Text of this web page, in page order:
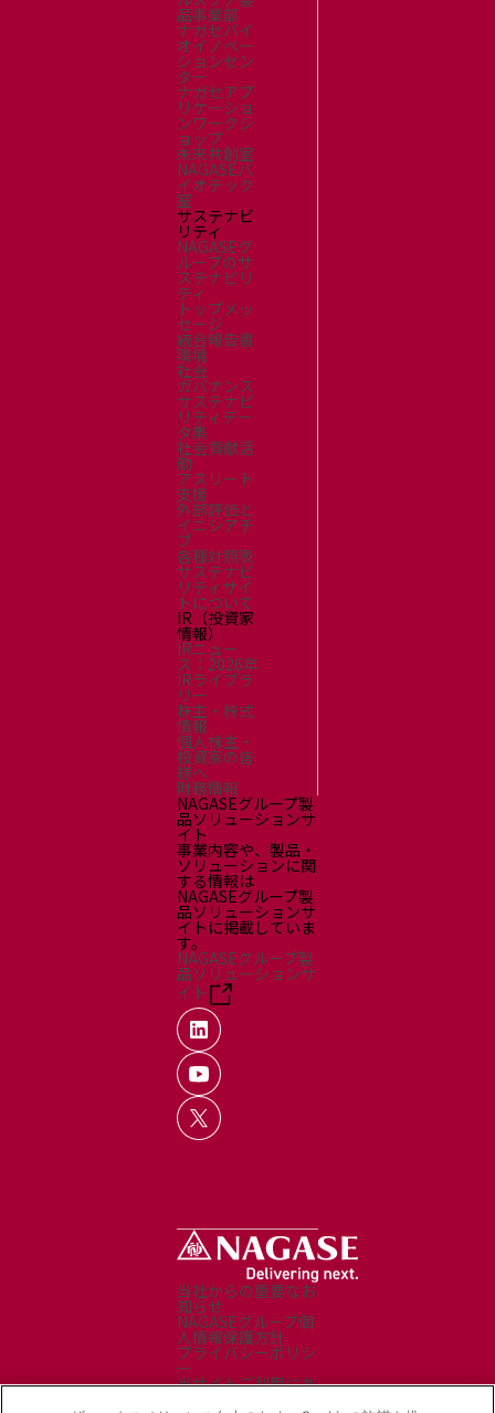
品事業部
ナガセバイ
オイノベー
ションセン
ター
ナガセアプ
リケーショ
ンワークシ
ョップ
未来共創室
NAGASEバ
イオテック
室
サステナビ
リティ
NAGASEグ
ループのサ
ステナビリ
ティ
トップメッ
セージ
統合報告書
環境
社会
ガバナンス
サステナビ
リティデー
タ集
社会貢献活
動
アスリート
支援
外部評価と
イニシアチ
ブ
各種対照表
サステナビ
リティサイ
トについて
IR（投資家
情報）
IRニュー
ス：2026年
IRライブラ
リー
株主・株式
情報
個人株主・
投資家の皆
様へ
財務情報
NAGASEグループ製
品ソリューションサ
イト
事業内容や、製品・
ソリューションに関
する情報は
NAGASEグループ製
品ソリューションサ
イトに掲載していま
す。
NAGASEグループ製
品ソリューションサ
イト
当社からの重要なお
知らせ
NAGASEグループ個
人情報保護方針
プライバシーポリシ
ー
当サイトご利用にあ